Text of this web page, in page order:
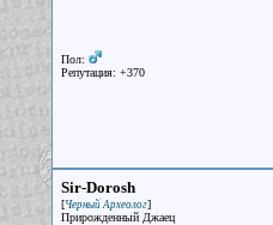
Пол:
Репутация: +370
Sir-Dorosh
[Черный Археолог]
Прирожденный Джаец